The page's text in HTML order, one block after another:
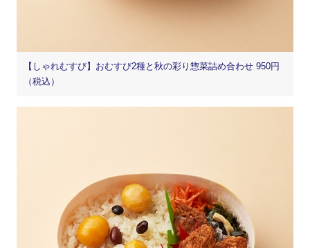
【しゃれむすび】おむすび2種と秋の彩り惣菜詰め合わせ 950円
（税込）